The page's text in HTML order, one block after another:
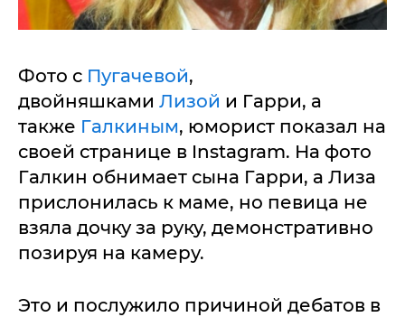
Фото с Пугачевой,
двойняшками Лизой и Гарри, а
также Галкиным, юморист показал на
своей странице в Instagram. На фото
Галкин обнимает сына Гарри, а Лиза
прислонилась к маме, но певица не
взяла дочку за руку, демонстративно
позируя на камеру.
Это и послужило причиной дебатов в